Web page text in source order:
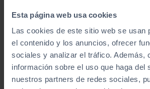
Esta página web usa cookies
Las cookies de este sitio web se usan
el contenido y los anuncios, ofrecer
sociales y analizar el tráfico. Además,
información sobre el uso que haga del
nuestros partners de redes sociales,
Vehículos